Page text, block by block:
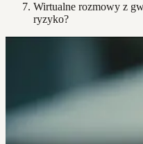
Wirtualne rozmowy z
ryzyko?